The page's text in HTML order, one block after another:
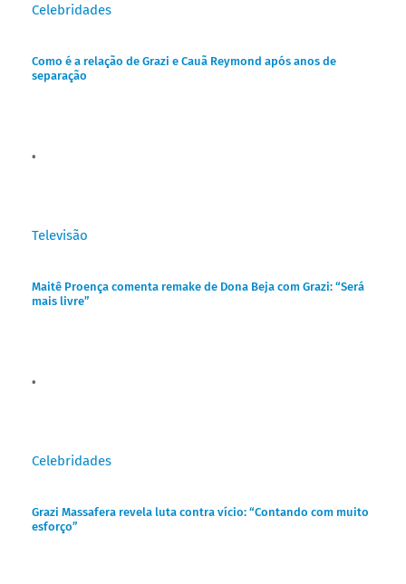
Celebridades
Como é a relação de Grazi e Cauã Reymond após anos de
separação
Televisão
Maitê Proença comenta remake de Dona Beja com Grazi: “Será
mais livre”
Celebridades
Grazi Massafera revela luta contra vício: “Contando com muito
esforço”